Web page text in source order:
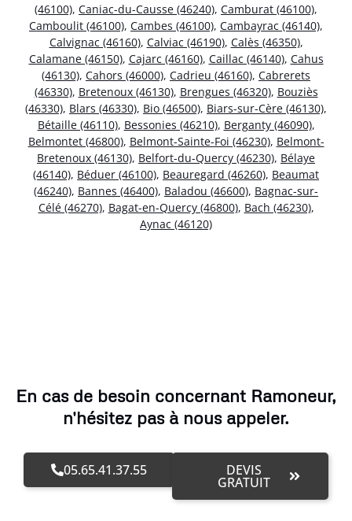
(46100), Caniac-du-Causse (46240), Camburat (46100),
Camboulit (46100), Cambes (46100), Cambayrac (46140),
Calvignac (46160), Calviac (46190), Calès (46350),
Calamane (46150), Cajarc (46160), Caillac (46140), Cahus
(46130), Cahors (46000), Cadrieu (46160), Cabrerets
(46330), Bretenoux (46130), Brengues (46320), Bouziès
(46330), Blars (46330), Bio (46500), Biars-sur-Cère (46130),
Bétaille (46110), Bessonies (46210), Berganty (46090),
Belmontet (46800), Belmont-Sainte-Foi (46230), Belmont-
Bretenoux (46130), Belfort-du-Quercy (46230), Bélaye
(46140), Béduer (46100), Beauregard (46260), Beaumat
(46240), Bannes (46400), Baladou (46600), Bagnac-sur-
Célé (46270), Bagat-en-Quercy (46800), Bach (46230),
Aynac (46120)
En cas de besoin concernant Ramoneur,
n'hésitez pas à nous appeler.
05.65.41.37.55 DEVIS
GRATUIT